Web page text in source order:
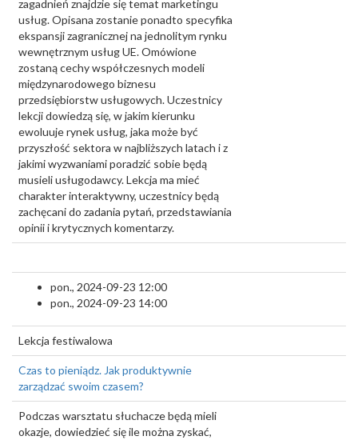
zagadnień znajdzie się temat marketingu
usług. Opisana zostanie ponadto specyfika
ekspansji zagranicznej na jednolitym rynku
wewnętrznym usług UE. Omówione
zostaną cechy współczesnych modeli
międzynarodowego biznesu
przedsiębiorstw usługowych. Uczestnicy
lekcji dowiedzą się, w jakim kierunku
ewoluuje rynek usług, jaka może być
przyszłość sektora w najbliższych latach i z
jakimi wyzwaniami poradzić sobie będą
musieli usługodawcy. Lekcja ma mieć
charakter interaktywny, uczestnicy będą
zachęcani do zadania pytań, przedstawiania
opinii i krytycznych komentarzy.
pon., 2024-09-23 12:00
pon., 2024-09-23 14:00
Lekcja festiwalowa
Czas to pieniądz. Jak produktywnie
zarządzać swoim czasem?
Podczas warsztatu słuchacze będą mieli
okazje, dowiedzieć się ile można zyskać,